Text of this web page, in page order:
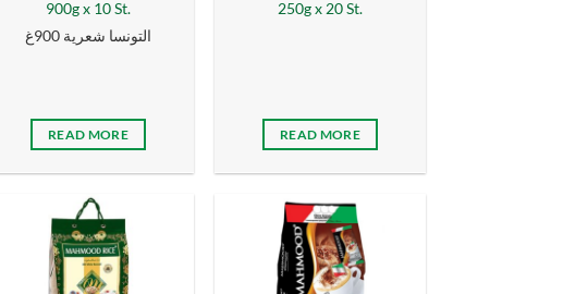
900g x 10 St.
التونسا شعرية 900غ
READ MORE
250g x 20 St.
READ MORE